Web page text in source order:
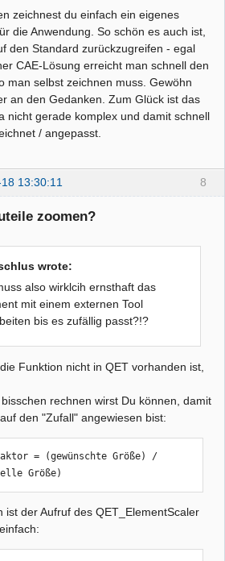
zeichnest du einfach ein eigenes
die Anwendung. So schön es auch ist,
den Standard zurückzugreifen - egal
CAE-Lösung erreicht man schnell den
man selbst zeichnen muss. Gewöhn
an den Gedanken. Zum Glück ist das
nicht gerade komplex und damit schnell
/ angepasst.
8
13:30:11
zoomen?
wrote:
also wirklcih ernsthaft das
mit einem externen Tool
bis es zufällig passt?!?
Funktion nicht in QET vorhanden ist,
rechnen wirst Du können, damit
den "Zufall" angewiesen bist:
= (gewünschte Größe) /
Größe)
ist der Aufruf des QET_ElementScaler